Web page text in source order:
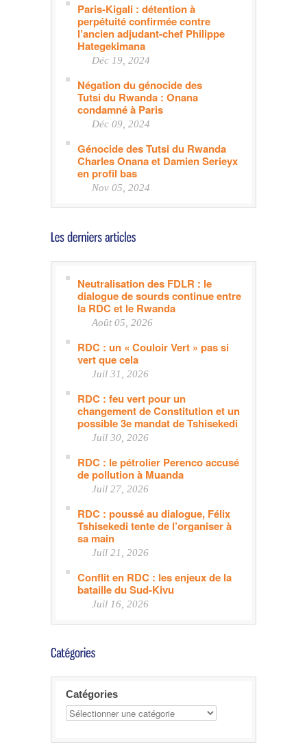
Paris-Kigali : détention à
perpétuité confirmée contre
l’ancien adjudant-chef Philippe
Hategekimana
Déc 19, 2024
Négation du génocide des
Tutsi du Rwanda : Onana
condamné à Paris
Déc 09, 2024
Génocide des Tutsi du Rwanda
Charles Onana et Damien Serieyx
en profil bas
Nov 05, 2024
Neutralisation des FDLR : le
dialogue de sourds continue entre
la RDC et le Rwanda
Août 05, 2026
RDC : un « Couloir Vert » pas si
vert que cela
Juil 31, 2026
RDC : feu vert pour un
changement de Constitution et un
possible 3e mandat de Tshisekedi
Juil 30, 2026
RDC : le pétrolier Perenco accusé
de pollution à Muanda
Juil 27, 2026
RDC : poussé au dialogue, Félix
Tshisekedi tente de l’organiser à
sa main
Juil 21, 2026
Conflit en RDC : les enjeux de la
bataille du Sud-Kivu
Juil 16, 2026
Catégories